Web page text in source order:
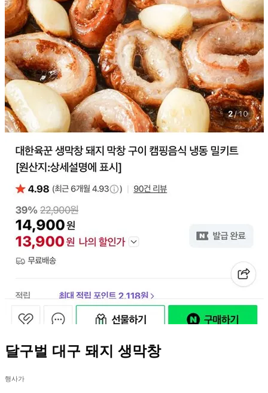
달구벌 대구 돼지 생막창
행사가